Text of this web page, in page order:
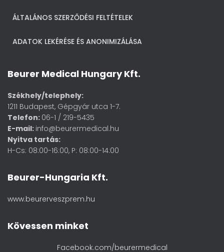
ÁLTALÁNOS SZERZŐDÉSI FELTÉTELEK
ADATOK LEKÉRÉSE ÉS ANONIMIZÁLÁSA
Beurer Medical Hungary Kft.
Székhely/telephely:
1211 Budapest, Gépgyár utca 1-7.
Telefon: 06-1 / 219-5435
E-mail: info@beurermedical.hu
Nyitva tartás:
H-Cs: 08:00-16:00, P: 08:00-14:00
Beurer-Hungaria Kft.
www.beurerveszprem.hu
Kövessen minket
Facebook.com/beurermedical